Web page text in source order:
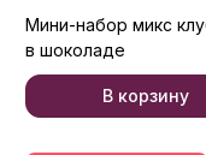
Мини-набор микс
в шоколаде
В корзину